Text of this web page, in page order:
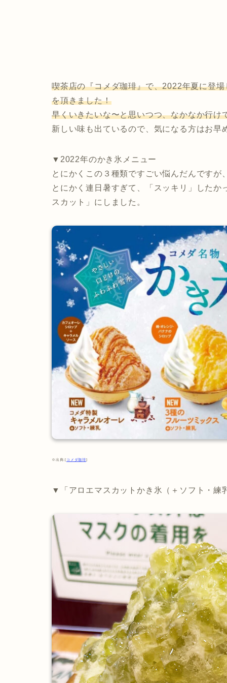
喫茶店の『コメダ珈琲』で、2022年夏に登
を頂きました！
早くいきたいな〜と思いつつ、なかなか行け
新しい味も出ているので、気になる方はお早
▼2022年のかき氷メニュー
とにかくこの３種類ですごい悩んだんですが
とにかく連日暑すぎて、「スッキリ」した
スカット」にしました。
※出典:[ コメダ珈琲]
▼「アロエマスカットかき氷（＋ソフト・練